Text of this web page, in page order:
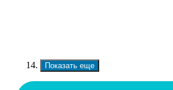
Показать еще